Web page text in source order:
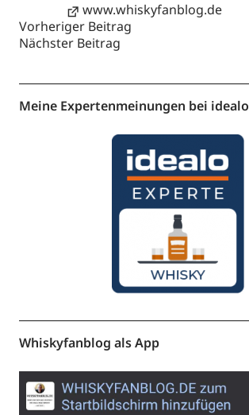
www.whiskyfanblog.de
Vorheriger Beitrag
Nächster Beitrag
Meine Expertenmeinungen bei idealo
Whiskyfanblog als App